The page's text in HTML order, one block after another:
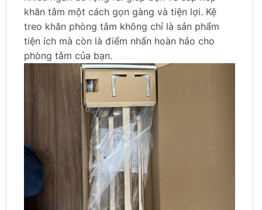
khăn tắm một cách gọn gàng và tiện lợi. Kệ
treo khăn phòng tắm không chỉ là sản phẩm
tiện ích mà còn là điểm nhấn hoàn hảo cho
phòng tắm của bạn.